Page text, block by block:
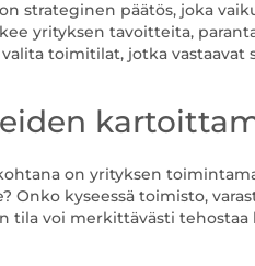
strateginen päätös, joka
yrityksen tavoitteita,
toimitilat, jotka
on yrityksen
Onko kyseessä toimisto,
tila voi merkittävästi